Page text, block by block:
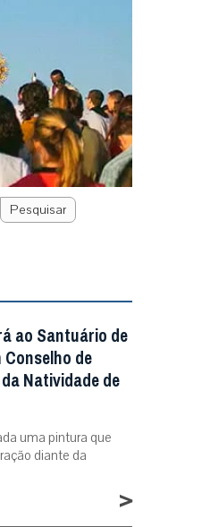
Pesquisar
ao Santuário de
de
Natividade de
uma pintura que
diante da
>